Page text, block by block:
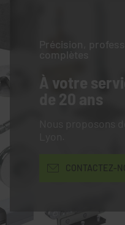
Précision,
complètes
À votre
de 20 ans
Nous proposons
CONTACTEZ-